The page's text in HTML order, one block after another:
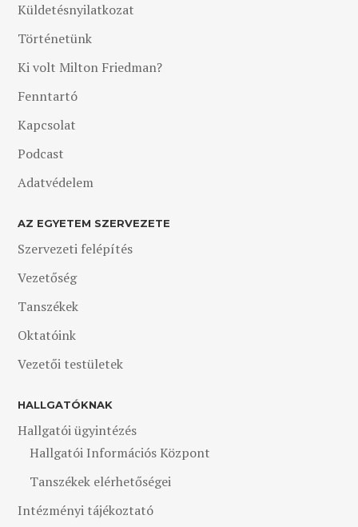
Küldetésnyilatkozat
Történetünk
Ki volt Milton Friedman?
Fenntartó
Kapcsolat
Podcast
Adatvédelem
AZ EGYETEM SZERVEZETE
Szervezeti felépítés
Vezetőség
Tanszékek
Oktatóink
Vezetői testületek
HALLGATÓKNAK
Hallgatói ügyintézés
Hallgatói Információs Központ
Tanszékek elérhetőségei
Intézményi tájékoztató